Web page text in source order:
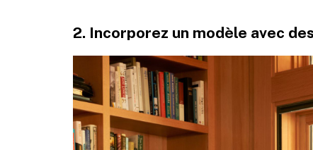
2. Incorporez un modèle avec